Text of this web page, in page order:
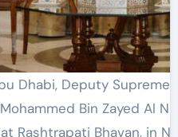
Dhabi, Deputy Supreme
Bin Zayed Al
Rashtrapati Bhavan, in